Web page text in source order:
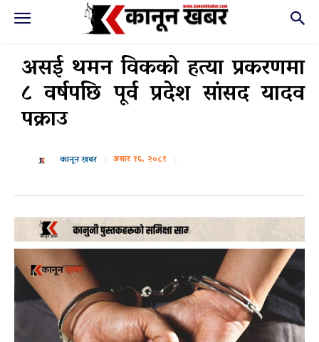
असई थमन विकको हत्या प्रकरणमा
८ वर्षपछि पूर्व प्रदेश सांसद यादव
पक्राउ
कानून खबर असार १६, २०८१